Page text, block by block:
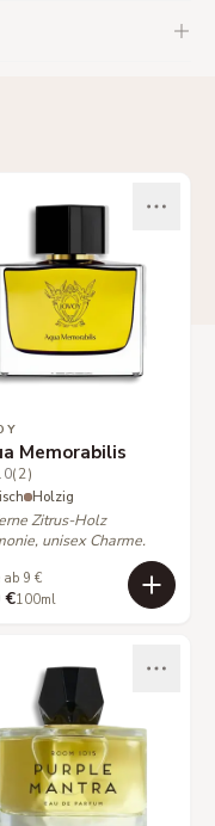
Memorabilis
(2)
Holzig
Zitrus-Holz
unisex Charme.
ab 9 €
€100ml